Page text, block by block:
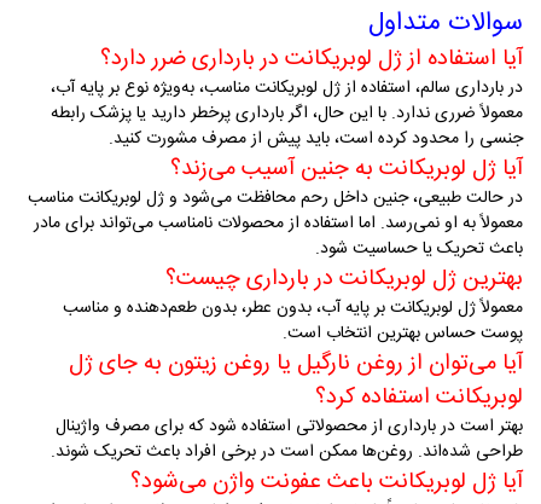
سوالات متداول
آیا استفاده از ژل لوبریکانت در بارداری ضرر دارد؟
در بارداری سالم، استفاده از ژل لوبریکانت مناسب، به‌ویژه نوع بر پایه آب،
معمولاً ضرری ندارد. با این حال، اگر بارداری پرخطر دارید یا پزشک رابطه
جنسی را محدود کرده است، باید پیش از مصرف مشورت کنید.
آیا ژل لوبریکانت به جنین آسیب می‌زند؟
در حالت طبیعی، جنین داخل رحم محافظت می‌شود و ژل لوبریکانت مناسب
معمولاً به او نمی‌رسد. اما استفاده از محصولات نامناسب می‌تواند برای مادر
باعث تحریک یا حساسیت شود.
بهترین ژل لوبریکانت در بارداری چیست؟
معمولاً ژل لوبریکانت بر پایه آب، بدون عطر، بدون طعم‌دهنده و مناسب
پوست حساس بهترین انتخاب است.
آیا می‌توان از روغن نارگیل یا روغن زیتون به جای ژل
لوبریکانت استفاده کرد؟
بهتر است در بارداری از محصولاتی استفاده شود که برای مصرف واژینال
طراحی شده‌اند. روغن‌ها ممکن است در برخی افراد باعث تحریک شوند.
آیا ژل لوبریکانت باعث عفونت واژن می‌شود؟